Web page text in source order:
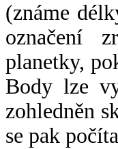
(známe
označení
planetky,
Body lze
zohledněn
se pak